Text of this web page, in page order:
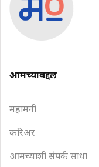
आमच्याबद्दल
महामनी
करिअर
आमच्याशी संपर्क साधा